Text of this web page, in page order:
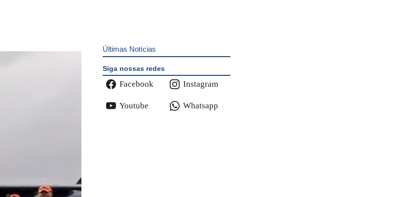
Últimas Notícias
Siga nossas redes
Facebook Instagram
Youtube Whatsapp